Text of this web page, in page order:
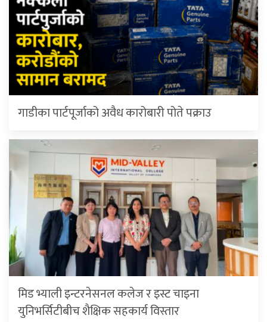
गाडीका पार्टपूर्जाको अवैध कारोबारी पोते प‌क्राउ
मिड भ्याली इन्टरनेसनल कलेज र इस्ट चाइना
युनिभर्सिटीबीच शैक्षिक सहकार्य विस्तार